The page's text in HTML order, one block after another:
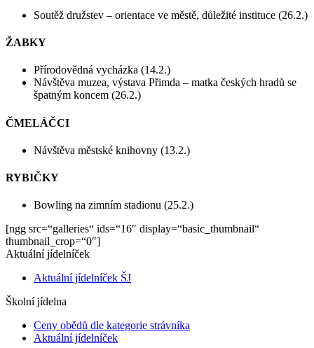
Soutěž družstev – orientace ve městě, důležité instituce (26.2.)
ŽABKY
Přírodovědná vycházka (14.2.)
Návštěva muzea, výstava Přimda – matka českých hradů se
špatným koncem (26.2.)
ČMELÁČCI
Návštěva městské knihovny (13.2.)
RYBIČKY
Bowling na zimním stadionu (25.2.)
[ngg src=“galleries“ ids=“16″ display=“basic_thumbnail“
thumbnail_crop=“0″]
Aktuální jídelníček
Aktuální jídelníček ŠJ
Školní jídelna
Ceny obědů dle kategorie strávníka
Aktuální jídelníček